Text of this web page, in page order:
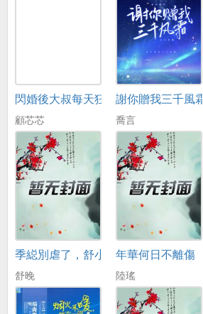
閃婚後大叔每天狂寵我
顧芯芯
謝你贈我三千風霜
喬言
季縂別虐了，舒小姐已嫁人
舒晚
年華何日不離傷
陸瑤